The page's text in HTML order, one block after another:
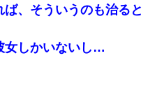
、そういうのも治ると
女しかいないし…